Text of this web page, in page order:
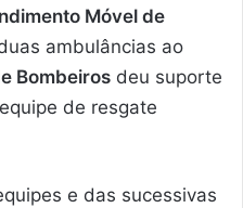
Móvel de
ambulâncias ao
Bombeiros deu suporte
de resgate
e das sucessivas